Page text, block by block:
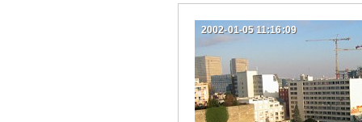
2002-01-05 11:16:09